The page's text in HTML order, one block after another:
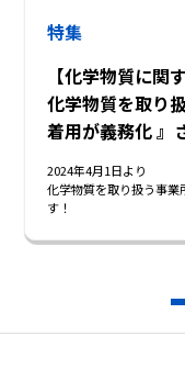
特集
【化学物質に関
化学物質を取り
着用が義務化 』
2024年4月1日より
化学物質を取り扱う事業
す！